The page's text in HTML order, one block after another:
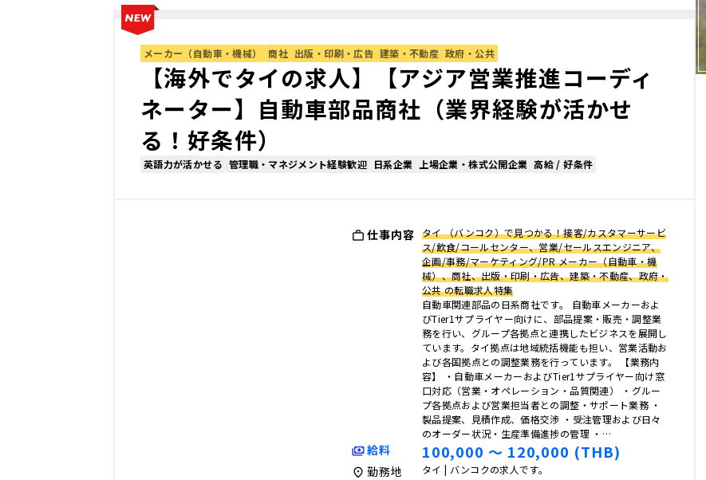
メーカー（自動車・機械） 商社 出版・印刷・広告 建築・不動産 政府・公共
【海外でタイの求人】【アジア営業推進コーディ
ネーター】自動車部品商社（業界経験が活かせ
る！好条件）
英語力が活かせる 管理職・マネジメント経験歓迎 日系企業 上場企業・株式公開企業 高給 / 好条件
仕事内容 タイ （バンコク）で見つかる！接客/カスタマーサービ
ス/飲食/コールセンター、営業/セールスエンジニア、
企画/事務/マーケティング/PR メーカー（自動車・機
械）、商社、出版・印刷・広告、建築・不動産、政府・
公共 の転職求人特集
自動車関連部品の日系商社です。 自動車メーカーおよ
びTier1サプライヤー向けに、部品提案・販売・調整業
務を行い、グループ各拠点と連携したビジネスを展開し
ています。タイ拠点は地域統括機能も担い、営業活動お
よび各国拠点との調整業務を行っています。 【業務内
容】 ・自動車メーカーおよびTier1サプライヤー向け窓
口対応（営業・オペレーション・品質関連） ・グルー
プ各拠点および営業担当者との調整・サポート業務 ・
製品提案、見積作成、価格交渉 ・受注管理および日々
のオーダー状況・生産準備進捗の管理 ・…
給料 100,000 〜 120,000 (THB)
勤務地 タイ | バンコクの求人です。